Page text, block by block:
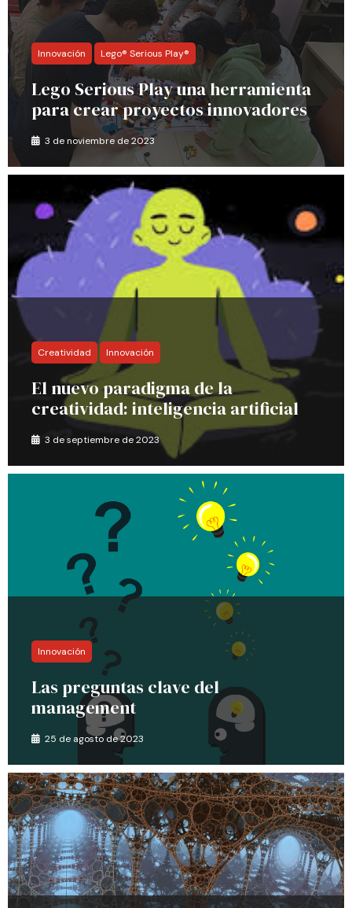
Innovación Lego® Serious Play®
Lego Serious Play una herramienta
para crear proyectos innovadores
3 de noviembre de 2023
Creatividad Innovación
El nuevo paradigma de la
creatividad: inteligencia artificial
3 de septiembre de 2023
Innovación
Las preguntas clave del
management
25 de agosto de 2023